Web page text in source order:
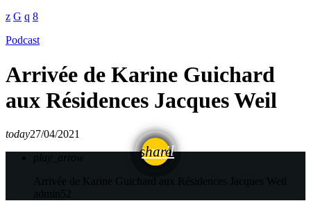
Podcast
Arrivée de Karine Guichard
aux Résidences Jacques Weil
today27/04/2021
share
email
play_arrow
Arrivée de Karine Guichard aux Résidences Jacques Weil
admin52